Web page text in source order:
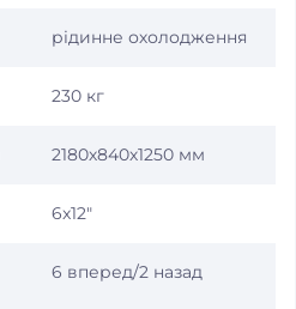
рідинне охолодження
230 кг
2180х840х1250 мм
6x12"
6 вперед/2 назад